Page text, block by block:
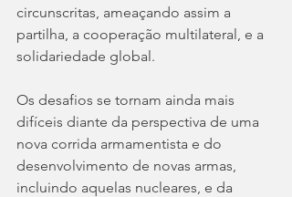
circunscritas, ameaçando assim a
partilha, a cooperação multilateral, e a
solidariedade global.
Os desafios se tornam ainda mais
difíceis diante da perspectiva de uma
nova corrida armamentista e do
desenvolvimento de novas armas,
incluindo aquelas nucleares, e da